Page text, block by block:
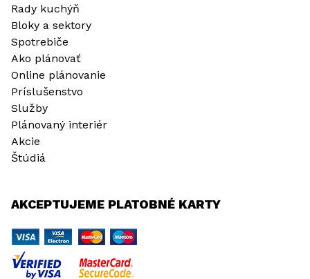
Rady kuchýň
Bloky a sektory
Spotrebiče
Ako plánovať
Online plánovanie
Príslušenstvo
Služby
Plánovaný interiér
Akcie
Štúdiá
AKCEPTUJEME PLATOBNÉ KARTY